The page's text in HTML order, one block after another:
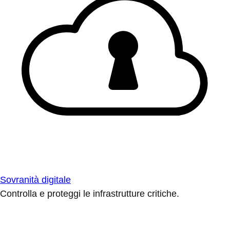
Sovranità digitale
Controlla e proteggi le infrastrutture critiche.